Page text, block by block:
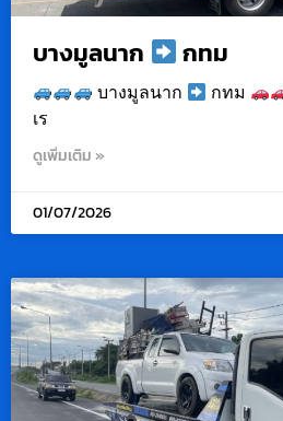
บางมูลนาก กทม
บางมูลนาก กทม
เร
ดูเพิ่มเติม »
01/07/2026